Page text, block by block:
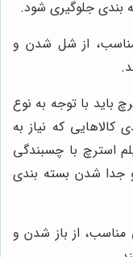
بندی جلوگیری شود.
از شل شدن و
باید با توجه به نوع
کالاهایی که نیاز به
استرچ با چسبندگی
و جدا شدن بسته بندی
مناسب، از باز شدن و